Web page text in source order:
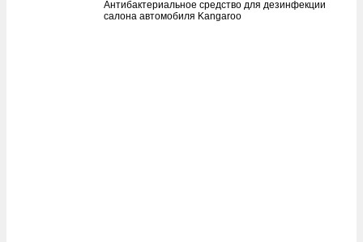
Антибактериальное средство для дезинфекции
салона автомобиля Kangaroo